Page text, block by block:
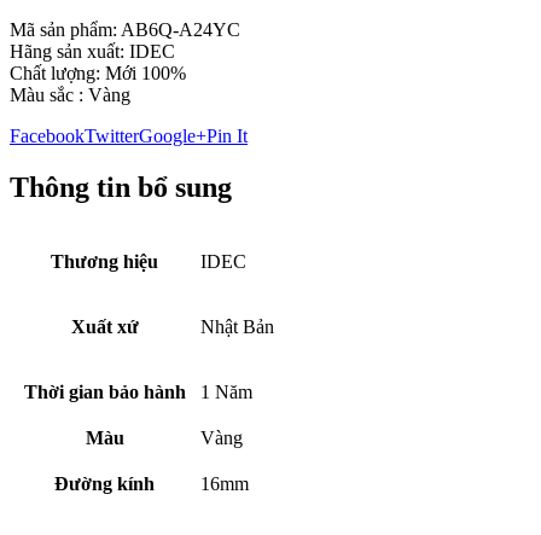
Mã sản phẩm: AB6Q-A24YC
Hãng sản xuất: IDEC
Chất lượng: Mới 100%
Màu sắc : Vàng
FacebookTwitterGoogle+Pin It
Thông tin bổ sung
Thương hiệu IDEC
Xuất xứ Nhật Bản
Thời gian bảo hành 1 Năm
Màu Vàng
Đường kính 16mm